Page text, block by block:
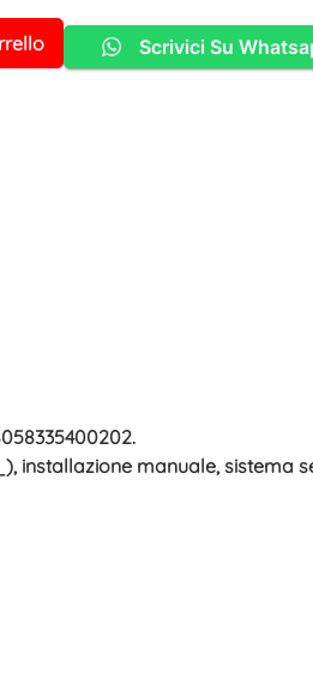
Scrivici Su
installazione manuale, sistema